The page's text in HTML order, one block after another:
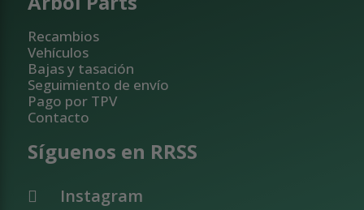
Recambios
Vehículos
Bajas y tasación
Seguimiento de envío
Pago por TPV
Contacto
Síguenos en RRSS
Instagram